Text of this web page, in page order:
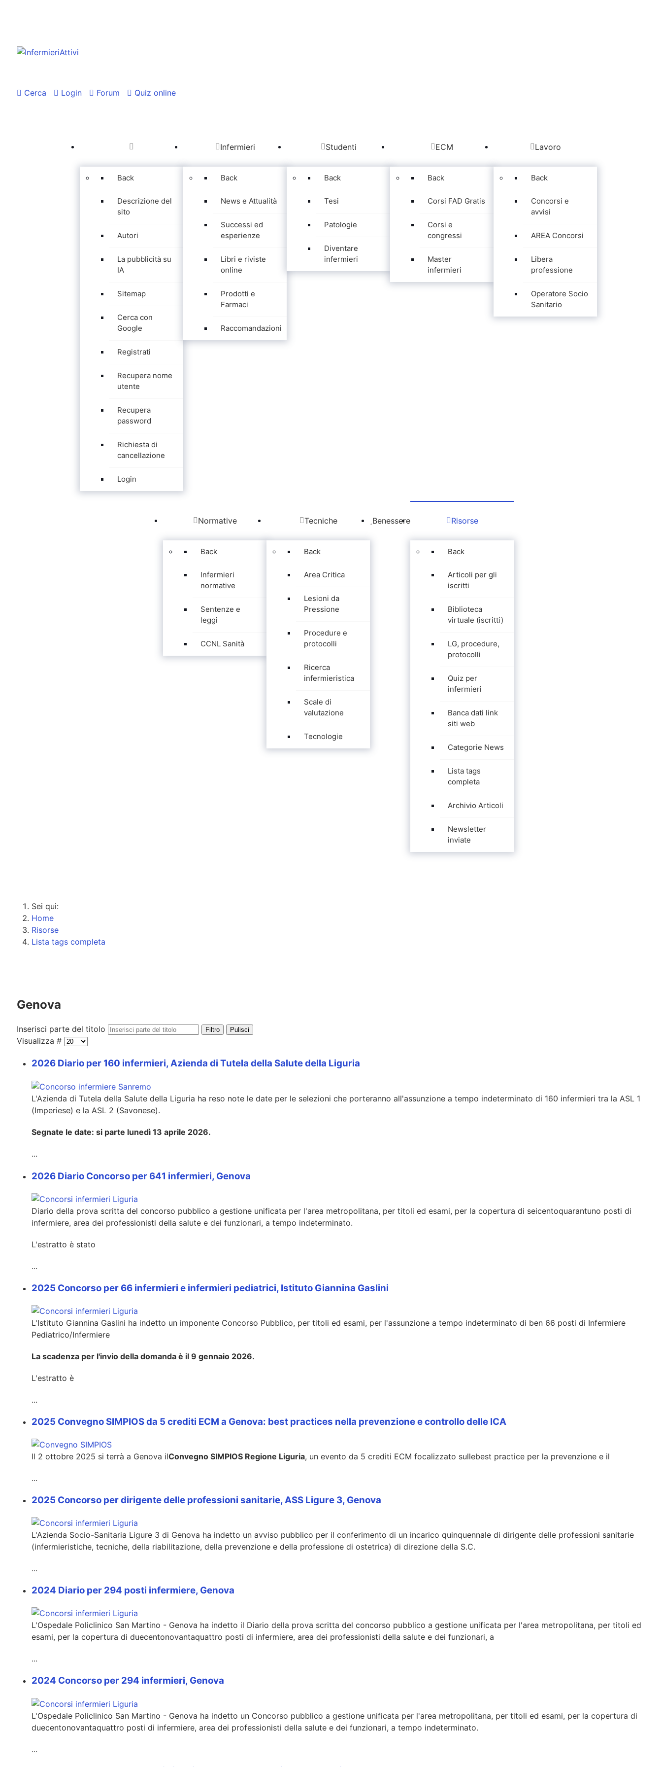
Cerca Login Forum Quiz online
Back
Descrizione del
sito
Autori
La pubblicità su
IA
Sitemap
Cerca con
Google
Registrati
Recupera nome
utente
Recupera
password
Richiesta di
cancellazione
Login
Infermieri
Back
News e Attualità
Successi ed
esperienze
Libri e riviste
online
Prodotti e
Farmaci
Raccomandazioni
Studenti
Back
Tesi
Patologie
Diventare
infermieri
ECM
Back
Corsi FAD Gratis
Corsi e
congressi
Master
infermieri
Lavoro
Back
Concorsi e
avvisi
AREA Concorsi
Libera
professione
Operatore Socio
Sanitario
Normative
Back
Infermieri
normative
Sentenze e
leggi
CCNL Sanità
Tecniche
Back
Area Critica
Lesioni da
Pressione
Procedure e
protocolli
Ricerca
infermieristica
Scale di
valutazione
Tecnologie
Benessere Risorse
Back
Articoli per gli
iscritti
Biblioteca
virtuale (iscritti)
LG, procedure,
protocolli
Quiz per
infermieri
Banca dati link
siti web
Categorie News
Lista tags
completa
Archivio Articoli
Newsletter
inviate
Sei qui:
Home
Risorse
Lista tags completa
Genova
Inserisci parte del titolo Filtro Pulisci
Visualizza #
2026 Diario per 160 infermieri, Azienda di Tutela della Salute della Liguria
L'Azienda di Tutela della Salute della Liguria ha reso note le date per le selezioni che porteranno all'assunzione a tempo indeterminato di 160 infermieri tra la ASL 1
(Imperiese) e la ASL 2 (Savonese).
Segnate le date: si parte lunedì 13 aprile 2026.
...
2026 Diario Concorso per 641 infermieri, Genova
Diario della prova scritta del concorso pubblico a gestione unificata per l'area metropolitana, per titoli ed esami, per la copertura di seicentoquarantuno posti di
infermiere, area dei professionisti della salute e dei funzionari, a tempo indeterminato.
L'estratto è stato
...
2025 Concorso per 66 infermieri e infermieri pediatrici, Istituto Giannina Gaslini
L'Istituto Giannina Gaslini ha indetto un imponente Concorso Pubblico, per titoli ed esami, per l'assunzione a tempo indeterminato di ben 66 posti di Infermiere
Pediatrico/Infermiere
La scadenza per l'invio della domanda è il 9 gennaio 2026.
L'estratto è
...
2025 Convegno SIMPIOS da 5 crediti ECM a Genova: best practices nella prevenzione e controllo delle ICA
Il 2 ottobre 2025 si terrà a Genova ilConvegno SIMPIOS Regione Liguria, un evento da 5 crediti ECM focalizzato sullebest practice per la prevenzione e il
...
2025 Concorso per dirigente delle professioni sanitarie, ASS Ligure 3, Genova
L'Azienda Socio-Sanitaria Ligure 3 di Genova ha indetto un avviso pubblico per il conferimento di un incarico quinquennale di dirigente delle professioni sanitarie
(infermieristiche, tecniche, della riabilitazione, della prevenzione e della professione di ostetrica) di direzione della S.C.
...
2024 Diario per 294 posti infermiere, Genova
L'Ospedale Policlinico San Martino - Genova ha indetto il Diario della prova scritta del concorso pubblico a gestione unificata per l'area metropolitana, per titoli ed
esami, per la copertura di duecentonovantaquattro posti di infermiere, area dei professionisti della salute e dei funzionari, a
...
2024 Concorso per 294 infermieri, Genova
L'Ospedale Policlinico San Martino - Genova ha indetto un Concorso pubblico a gestione unificata per l'area metropolitana, per titoli ed esami, per la copertura di
duecentonovantaquattro posti di infermiere, area dei professionisti della salute e dei funzionari, a tempo indeterminato.
...